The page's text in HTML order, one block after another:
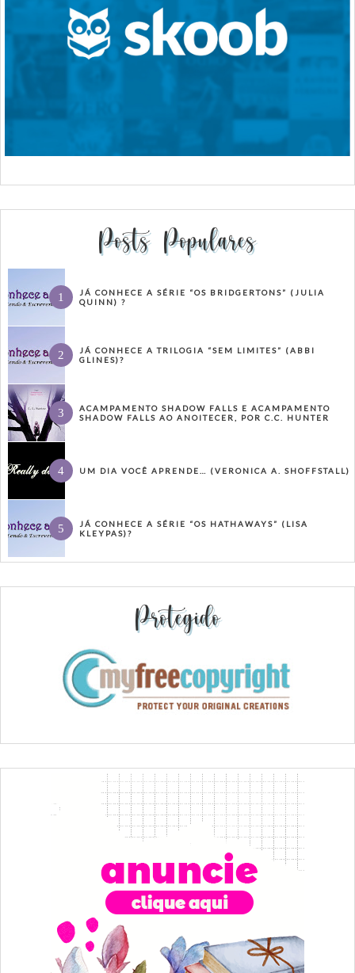
Posts Populares
JÁ CONHECE A SÉRIE “OS BRIDGERTONS” (JULIA
QUINN) ?
JÁ CONHECE A TRILOGIA “SEM LIMITES” (ABBI
GLINES)?
ACAMPAMENTO SHADOW FALLS E ACAMPAMENTO
SHADOW FALLS AO ANOITECER, POR C.C. HUNTER
UM DIA VOCÊ APRENDE… (VERONICA A. SHOFFSTALL)
JÁ CONHECE A SÉRIE “OS HATHAWAYS” (LISA
KLEYPAS)?
Protegido